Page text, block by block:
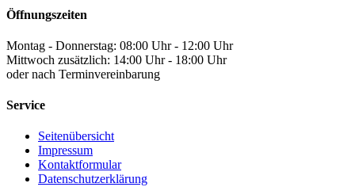
Öffnungszeiten
Montag - Donnerstag: 08:00 Uhr - 12:00 Uhr
Mittwoch zusätzlich: 14:00 Uhr - 18:00 Uhr
oder nach Terminvereinbarung
Service
Seitenübersicht
Impressum
Kontaktformular
Datenschutzerklärung